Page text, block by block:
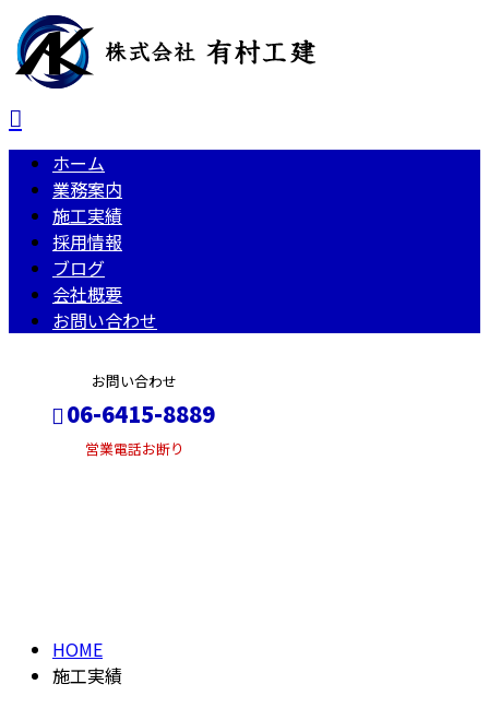
ホーム
業務案内
施工実績
採用情報
ブログ
会社概要
お問い合わせ
お問い合わせ
06-6415-8889
営業電話お断り
HOME
施工実績